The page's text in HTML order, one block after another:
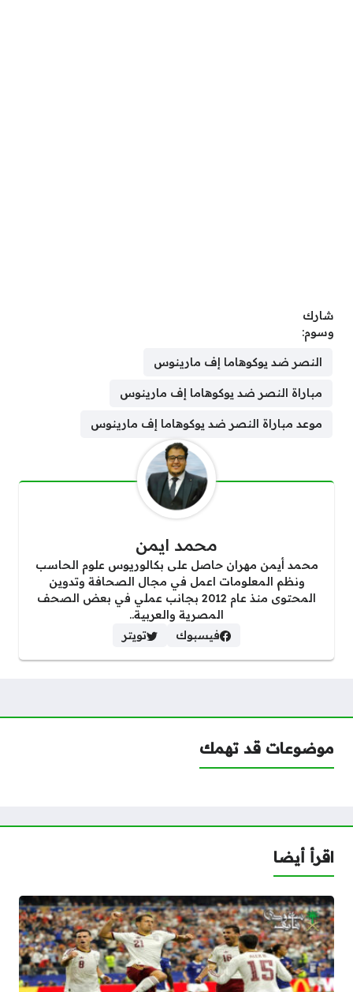
شارك
وسوم:
النصر ضد يوكوهاما إف مارينوس
مباراة النصر ضد يوكوهاما إف مارينوس
موعد مباراة النصر ضد يوكوهاما إف مارينوس
محمد ايمن
محمد أيمن مهران حاصل على بكالوريوس علوم الحاسب
ونظم المعلومات اعمل في مجال الصحافة وتدوين
المحتوى منذ عام 2012 بجانب عملي في بعض الصحف
المصرية والعربية..
فيسبوك
تويتر
موضوعات قد تهمك
اقرأ أيضا